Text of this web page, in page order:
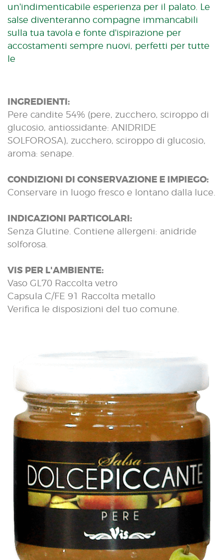
un'indimenticabile esperienza per il palato. Le
salse diventeranno compagne immancabili
sulla tua tavola e fonte d'ispirazione per
accostamenti sempre nuovi, perfetti per tutte
le
INGREDIENTI:
Pere candite 54% (pere, zucchero, sciroppo di
glucosio, antiossidante: ANIDRIDE
SOLFOROSA), zucchero, sciroppo di glucosio,
aroma: senape.
CONDIZIONI DI CONSERVAZIONE E IMPIEGO:
Conservare in luogo fresco e lontano dalla luce.
INDICAZIONI PARTICOLARI:
Senza Glutine. Contiene allergeni: anidride
solforosa.
VIS PER L'AMBIENTE:
Vaso GL70 Raccolta vetro
Capsula C/FE 91 Raccolta metallo
Verifica le disposizioni del tuo comune.